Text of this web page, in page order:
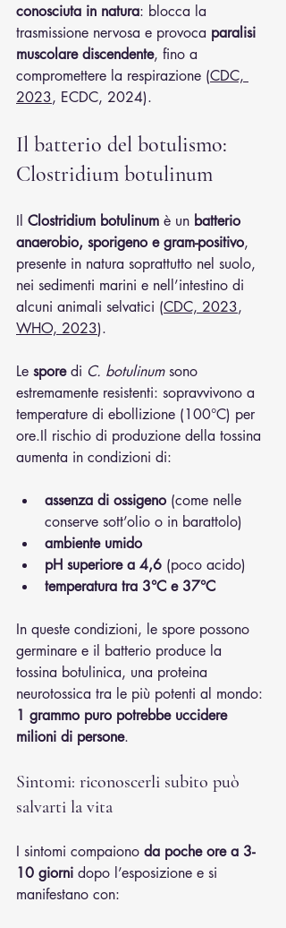
conosciuta in natura: blocca la
trasmissione nervosa e provoca paralisi
muscolare discendente, fino a
compromettere la respirazione (CDC,
2023, ECDC, 2024).
Il batterio del botulismo:
Clostridium botulinum
Il Clostridium botulinum è un batterio
anaerobio, sporigeno e gram-positivo,
presente in natura soprattutto nel suolo,
nei sedimenti marini e nell’intestino di
alcuni animali selvatici (CDC, 2023,
WHO, 2023).
Le spore di C. botulinum sono
estremamente resistenti: sopravvivono a
temperature di ebollizione (100°C) per
ore.Il rischio di produzione della tossina
aumenta in condizioni di:
assenza di ossigeno (come nelle
conserve sott’olio o in barattolo)
ambiente umido
pH superiore a 4,6 (poco acido)
temperatura tra 3°C e 37°C
In queste condizioni, le spore possono
germinare e il batterio produce la
tossina botulinica, una proteina
neurotossica tra le più potenti al mondo:
1 grammo puro potrebbe uccidere
milioni di persone.
Sintomi: riconoscerli subito può
salvarti la vita
I sintomi compaiono da poche ore a 3-
10 giorni dopo l’esposizione e si
manifestano con: